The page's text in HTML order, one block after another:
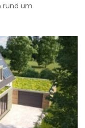
rund um